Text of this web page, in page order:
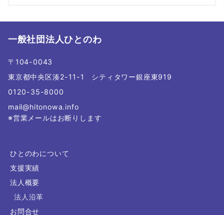
シ
ョ
ン
一般社団法人ひとのわ
〒104-0043
東京都中央区湊2-11-1 シティタワー銀座東919
0120-35-8000
mail@hitonowa.info
※営業メールはお断りします
ひとのわについて
支援実績
法人概要
法人沿革
お問合せ